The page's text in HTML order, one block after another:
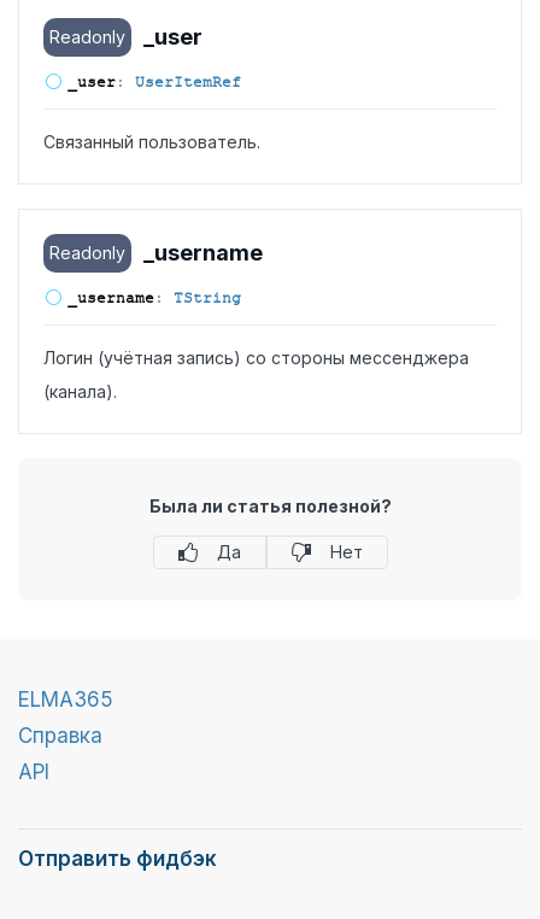
Readonly _user
_user: UserItemRef
Связанный пользователь.
Readonly _username
_username: TString
Логин (учётная запись) со стороны мессенджера
(канала).
Была ли статья полезной?
Да Нет
ELMA365
Справка
API
Отправить фидбэк